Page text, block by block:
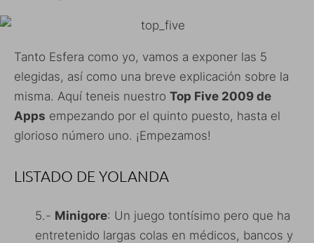
Tanto Esfera como yo, vamos a exponer las 5
elegidas, así como una breve explicación sobre la
misma. Aquí teneis nuestro Top Five 2009 de
Apps empezando por el quinto puesto, hasta el
glorioso número uno. ¡Empezamos!
LISTADO DE YOLANDA
5.- Minigore: Un juego tontísimo pero que ha
entretenido largas colas en médicos, bancos y